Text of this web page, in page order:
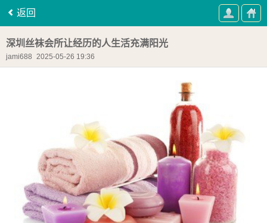
返回
深圳丝袜会所让经历的人生活充满阳光
jami688 2025-05-26 19:36